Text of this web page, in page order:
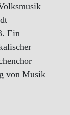
Ein
von Musik